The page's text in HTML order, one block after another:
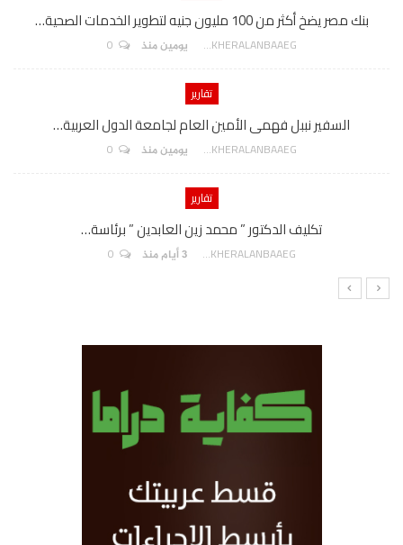
بنك مصر يضخ أكثر من 100 مليون جنيه لتطوير الخدمات الصحية…
AKHERALANBAAEG يومين منذ
تقارير
السفير نببل فهمى الأمين العام لجامعة الدول العربية…
AKHERALANBAAEG يومين منذ
تقارير
تكليف الدكتور ” محمد زين العابدين ” برئاسة…
AKHERALANBAAEG 3 أيام منذ